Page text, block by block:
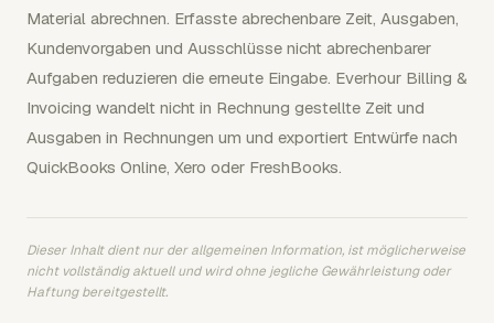
Material abrechnen. Erfasste abrechenbare Zeit, Ausgaben,
Kundenvorgaben und Ausschlüsse nicht abrechenbarer
Aufgaben reduzieren die erneute Eingabe. Everhour Billing &
Invoicing wandelt nicht in Rechnung gestellte Zeit und
Ausgaben in Rechnungen um und exportiert Entwürfe nach
QuickBooks Online, Xero oder FreshBooks.
Dieser Inhalt dient nur der allgemeinen Information, ist möglicherweise
nicht vollständig aktuell und wird ohne jegliche Gewährleistung oder
Haftung bereitgestellt.